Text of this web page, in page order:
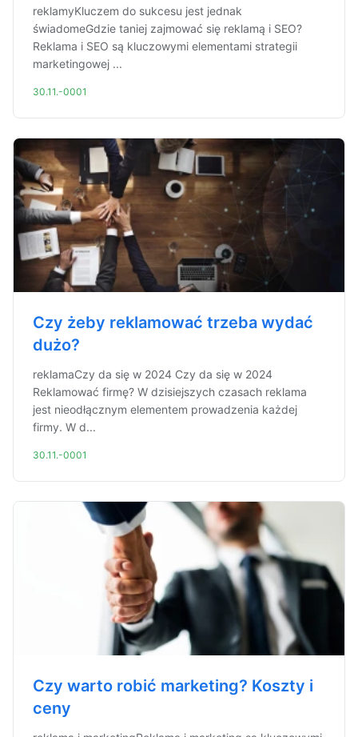
reklamyKluczem do sukcesu jest jednak
świadomeGdzie taniej zajmować się reklamą i SEO?
Reklama i SEO są kluczowymi elementami strategii
marketingowej ...
30.11.-0001
Czy żeby reklamować trzeba wydać
dużo?
reklamaCzy da się w 2024 Czy da się w 2024
Reklamować firmę? W dzisiejszych czasach reklama
jest nieodłącznym elementem prowadzenia każdej
firmy. W d...
30.11.-0001
Czy warto robić marketing? Koszty i
ceny